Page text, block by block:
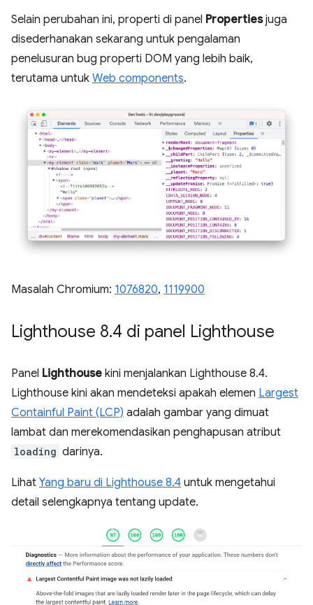
Selain perubahan ini, properti di panel Propertiesjuga
disederhanakan sekarang untuk pengalaman
penelusuran bug properti DOM yang lebih baik,
terutama untuk Web components.
Masalah Chromium: 1076820, 1119900
Lighthouse 8.4 di panel Lighthouse
Panel Lighthouse kini menjalankan Lighthouse 8.4.
Lighthouse kini akan mendeteksi apakah elemen Largest
Containful Paint (LCP) adalah gambar yang dimuat
lambat dan merekomendasikan penghapusan atribut
loading darinya.
Lihat Yang baru di Lighthouse 8.4 untuk mengetahui
detail selengkapnya tentang update.